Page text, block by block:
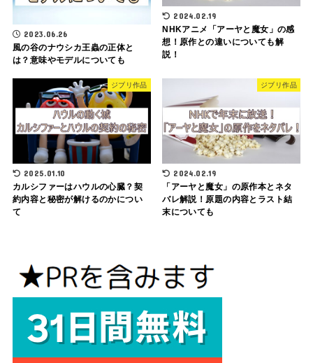
2023.06.26
風の谷のナウシカ王蟲の正体と
は？意味やモデルについても
2024.02.19
NHKアニメ「アーヤと魔女」の感
想！原作との違いについても解
説！
ジブリ作品
2025.01.10
カルシファーはハウルの心臓？契
約内容と秘密が解けるのかについ
て
ジブリ作品
2024.02.19
「アーヤと魔女」の原作本とネタ
バレ解説！原題の内容とラスト結
末についても